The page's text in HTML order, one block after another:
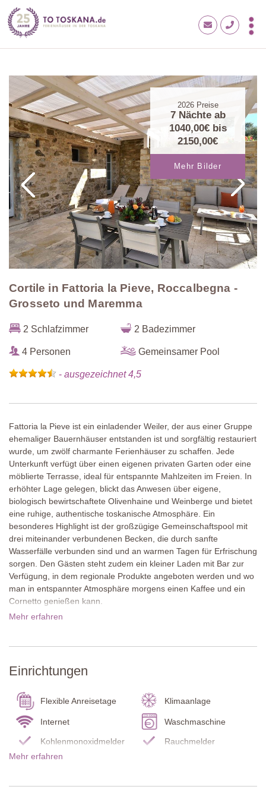
2026Preise
7 Nächte ab
1040,00€bis
2150,00€
Mehr Bilder
Cortile in Fattoria la Pieve, Roccalbegna -
Grosseto und Maremma
2 Schlafzimmer 2 Badezimmer
4 Personen Gemeinsamer Pool
- ausgezeichnet 4,5
Fattoria la Pieve ist ein einladender Weiler, der aus einer Gruppe
ehemaliger Bauernhäuser entstanden ist und sorgfältig restauriert
wurde, um zwölf charmante Ferienhäuser zu schaffen. Jede
Unterkunft verfügt über einen eigenen privaten Garten oder eine
möblierte Terrasse, ideal für entspannte Mahlzeiten im Freien. In
erhöhter Lage gelegen, blickt das Anwesen über eigene,
biologisch bewirtschaftete Olivenhaine und Weinberge und bietet
eine ruhige, authentische toskanische Atmosphäre. Ein
besonderes Highlight ist der großzügige Gemeinschaftspool mit
drei miteinander verbundenen Becken, die durch sanfte
Wasserfälle verbunden sind und an warmen Tagen für Erfrischung
sorgen. Den Gästen steht zudem ein kleiner Laden mit Bar zur
Verfügung, in dem regionale Produkte angeboten werden und wo
man in entspannter Atmosphäre morgens einen Kaffee und ein
Cornetto genießen kann.
Toskana, mit ihrer gut erhaltenen Altstadt, der begehbaren
Stadtmauer aus dem 16. Jahrhundert, dem Dom San Lorenzo
mit langen Sandstränden und Pinienwäldern ist ebenfalls gut
erreichbar. Ein besonderes Naturerlebnis bieten die heißen
Quellen von Saturnia, deren frei zugängliche Kaskaden der
Cascate del Mulino besonders bei Sonnenuntergang eine
eindrucksvolle Atmosphäre entfalten.
Cortile ist eine wunderschöne Ferienunterkunft im Erdgeschoss
Mehr erfahren
Einrichtungen
Flexible Anreisetage Klimaanlage
Internet Waschmaschine
Kohlenmonoxidmelder
Rauchmelder
Feuerlöscher
Mehr erfahren